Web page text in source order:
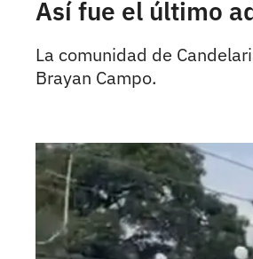
Así fue el último
La comunidad de
Brayan Campo.